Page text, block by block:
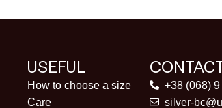
USEFUL
How to choose a size
Care
+38 (068)
silver-